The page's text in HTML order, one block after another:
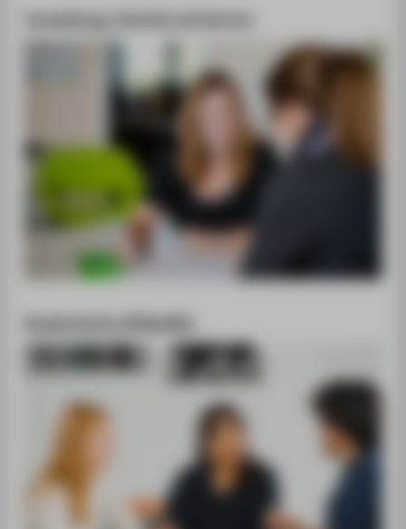
Verwaltung, Technik und Service
Studentische Hilfskräfte